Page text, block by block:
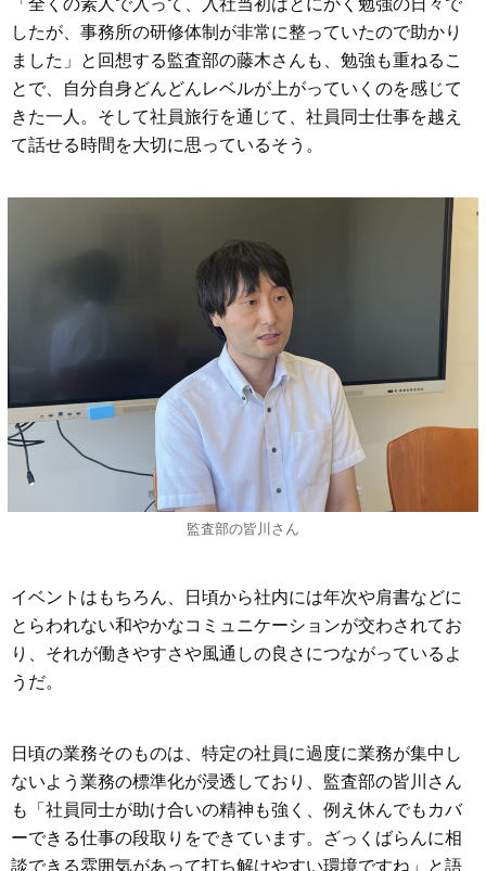
「全くの素人で入って、入社当初はとにかく勉強の日々で
したが、事務所の研修体制が非常に整っていたので助かり
ました」と回想する監査部の藤木さんも、勉強も重ねるこ
とで、自分自身どんどんレベルが上がっていくのを感じて
きた一人。そして社員旅行を通じて、社員同士仕事を越え
て話せる時間を大切に思っているそう。
監査部の皆川さん
イベントはもちろん、日頃から社内には年次や肩書などに
とらわれない和やかなコミュニケーションが交わされてお
り、それが働きやすさや風通しの良さにつながっているよ
うだ。
日頃の業務そのものは、特定の社員に過度に業務が集中し
ないよう業務の標準化が浸透しており、監査部の皆川さん
も「社員同士が助け合いの精神も強く、例え休んでもカバ
ーできる仕事の段取りをできています。ざっくばらんに相
談できる雰囲気があって打ち解けやすい環境ですね」と語